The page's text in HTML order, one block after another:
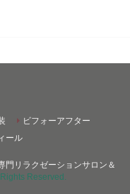
ビフォーアフター
ール
リラクゼーションサロン＆
Rights Reserved.